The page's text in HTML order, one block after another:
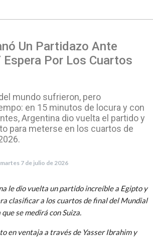
Un Partidazo Ante
Espera Por Los Cuartos
mundo sufrieron, pero
en 15 minutos de locura y con
Argentina dio vuelta el partido y
para meterse en los cuartos de
martes 7 de julio de 2026
le dio vuelta un partido increíble a Egipto y
clasificar a los cuartos de final del Mundial
se medirá con Suiza.
en ventaja a través de Yasser Ibrahim y